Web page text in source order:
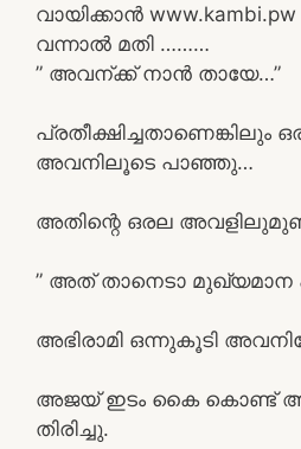
വായിക്കാൻ
വന്നാൽ മതി ………
” അവന്ക്ക് നാൻ തായേ…”
പ്രതീക്ഷിച്ചതാണെങ്കിലും
അവനിലൂടെ പാഞ്ഞു…
അതിന്റെ ഒരല
” അത് താനെടാ മുഖ്യമാന
അഭിരാമി ഒന്നുകൂടി
അജയ് ഇടം കൈ കൊണ്ട്
തിരിച്ചു.